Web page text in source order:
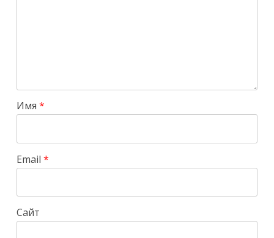
Имя*
Email*
Сайт